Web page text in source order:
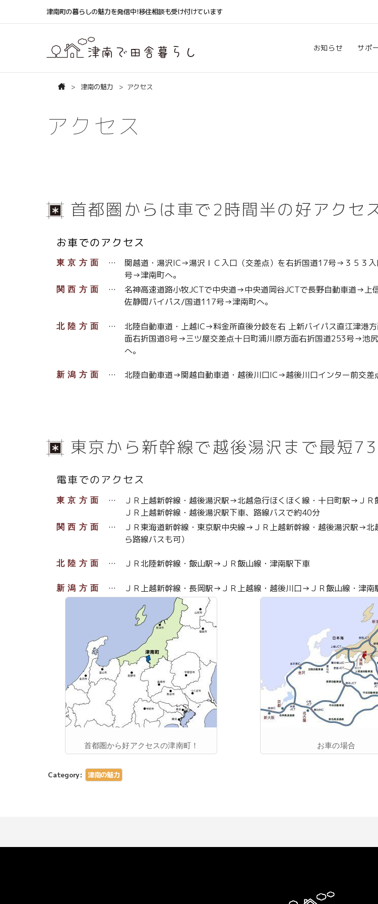
津南町の暮らしの魅力を発信中!移住相談も受け付けています
お知らせ サポ
津南の魅力 アクセス
アクセス
首都圏からは車で2時間半の好アクセ
お車でのアクセス
東京方面
関越道・湯沢IC→湯沢ＩＣ入口（交差点）を右折国道17号→３５３
号→津南町へ。
関西方面
名神高速道路小牧JCTで中央道→中央道岡谷JCTで長野自動車道→
佐静間バイパス/国道117号→津南町へ。
北陸方面
北陸自動車道・上越IC→料金所直後分岐を右 上新バイパス直江津
面右折国道8号→三ツ屋交差点十日町浦川原方面右折国道253号→
へ。
新潟方面 北陸自動車道→関越自動車道・越後川口IC→越後川口インター前交
東京から新幹線で越後湯沢まで最短73
電車でのアクセス
東京方面
ＪＲ上越新幹線・越後湯沢駅→北越急行ほくほく線・十日町駅→ＪＲ
ＪＲ上越新幹線・越後湯沢駅下車、路線バスで約40分
関西方面
ＪＲ東海道新幹線・東京駅中央線→ＪＲ上越新幹線・越後湯沢駅→
ら路線バスも可）
北陸方面 ＪＲ北陸新幹線・飯山駅→ＪＲ飯山線・津南駅下車
新潟方面 ＪＲ上越新幹線・長岡駅→ＪＲ上越線・越後川口→ＪＲ飯山線・津南
首都圏から好アクセスの津南町！ お車の場合
Category: 津南の魅力